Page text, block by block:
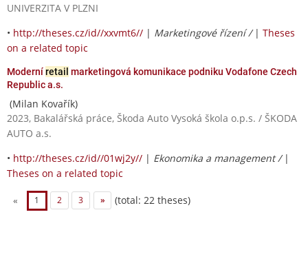
UNIVERZITA V PLZNI
• http://theses.cz/id//xxvmt6// | Marketingové řízení / | Theses
on a related topic
Moderníretail marketingová komunikace podniku Vodafone Czech
Republic a.s.
(Milan Kovařík)
2023, Bakalářská práce, Škoda Auto Vysoká škola o.p.s. / ŠKODA
AUTO a.s.
• http://theses.cz/id//01wj2y// | Ekonomika a management / |
Theses on a related topic
« 1 2 3 » (total: 22 theses)